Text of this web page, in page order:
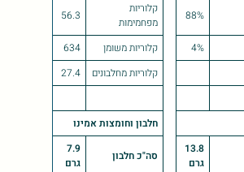
88%
קלוריות
מפחמימות
56.3
4% קלוריות משומן
634
קלוריות מחלבונים
27.4
חלבון וחומצות אמינו
13.8
גרם
סה"כ חלבון
7.9
גרם